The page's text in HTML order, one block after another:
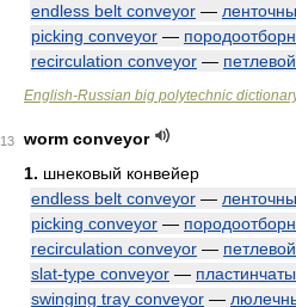
endless belt conveyor —
picking conveyor —
recirculation conveyor —
English-Russian big polytechnic
13
worm conveyor
1. шнековый конвейер
endless belt conveyor —
picking conveyor —
recirculation conveyor —
slat-type conveyor —
swinging tray conveyor —